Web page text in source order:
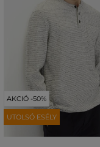
AKCIÓ -50%
UTOLSÓ ESÉLY